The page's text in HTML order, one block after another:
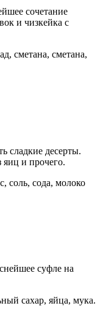
сочетание
и чизкейка с
сметана, сметана,
сладкие десерты.
яиц и прочего.
соль, сода, молоко
суфле на
сахар, яйца, мука.